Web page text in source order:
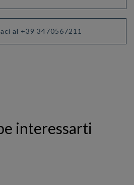
al +39 3470567211
interessarti